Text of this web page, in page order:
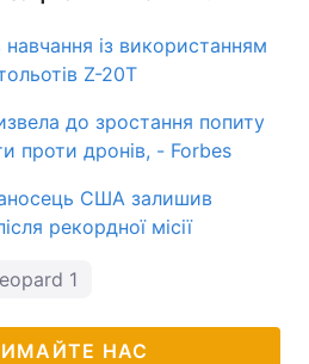
із використанням
Z-20T
до зростання попиту
проти дронів, - Forbes
США залишив
рекордної місії
1
НАС